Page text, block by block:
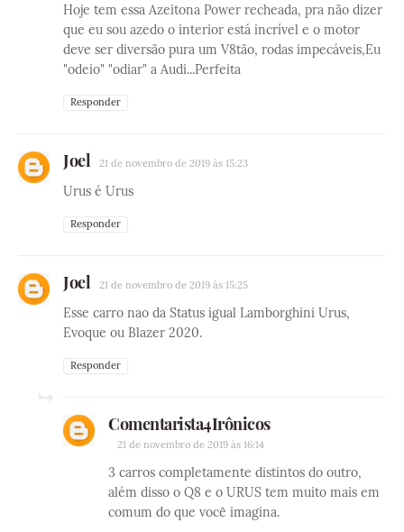
Hoje tem essa Azeitona Power recheada, pra não dizer
que eu sou azedo o interior está incrível e o motor
deve ser diversão pura um V8tão, rodas impecáveis,Eu
"odeio" "odiar" a Audi...Perfeita
Responder
Joel 21 de novembro de 2019 às 15:23
Urus é Urus
Responder
Joel 21 de novembro de 2019 às 15:25
Esse carro nao da Status igual Lamborghini Urus,
Evoque ou Blazer 2020.
Responder
Comentarista4Irônicos
21 de novembro de 2019 às 16:14
3 carros completamente distintos do outro,
além disso o Q8 e o URUS tem muito mais em
comum do que você imagina.